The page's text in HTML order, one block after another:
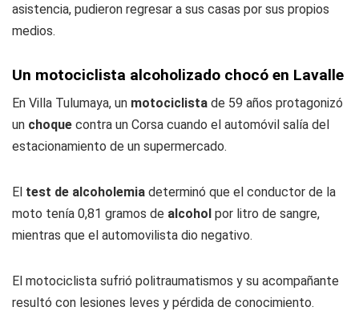
asistencia, pudieron regresar a sus casas por sus propios
medios.
Un motociclista alcoholizado chocó en Lavalle
En Villa Tulumaya, un motociclista de 59 años protagonizó
un choque contra un Corsa cuando el automóvil salía del
estacionamiento de un supermercado.
El test de alcoholemia determinó que el conductor de la
moto tenía 0,81 gramos de alcohol por litro de sangre,
mientras que el automovilista dio negativo.
El motociclista sufrió politraumatismos y su acompañante
resultó con lesiones leves y pérdida de conocimiento.